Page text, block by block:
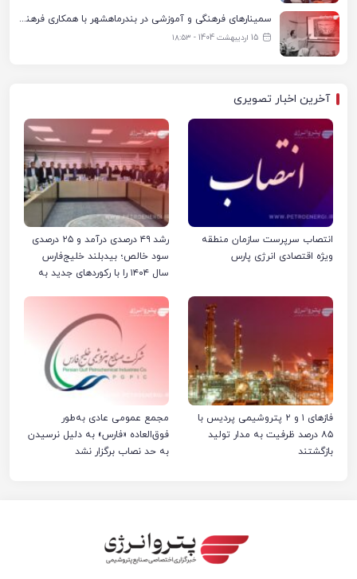
سمینارهای فرهنگی و آموزشی در بندرماهشهر با همکاری فرهنگ‌سرای پتروشیمی مارون
15 اردیبهشت 1404 - ۱۸:۵۳
آخرین اخبار تصویری
انتصاب سرپرست سازمان منطقه
ویژه اقتصادی انرژی پارس
رشد ۴۹ درصدی درآمد و ۲۵ درصدی
سود خالص؛ بیدبلند خلیج‌فارس
سال ۱۴۰۴ را با رکوردهای جدید به
فازهای ۱ و ۲ پتروشیمی پردیس با
۸۵ درصد ظرفیت به مدار تولید
بازگشتند
مجمع عمومی عادی به‌طور
فوق‌العاده «فارس» به دلیل نرسیدن
به حد نصاب برگزار نشد